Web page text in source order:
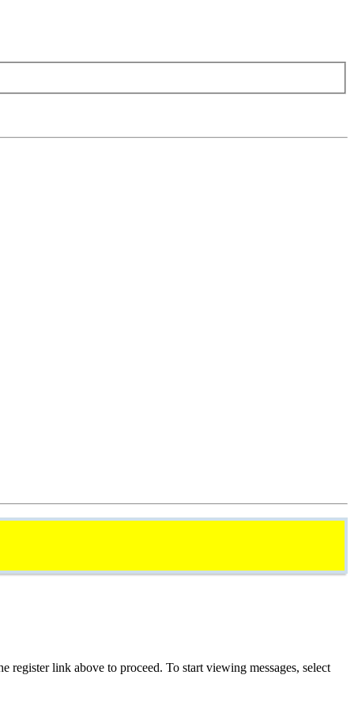
register link above to proceed. To start viewing messages, select